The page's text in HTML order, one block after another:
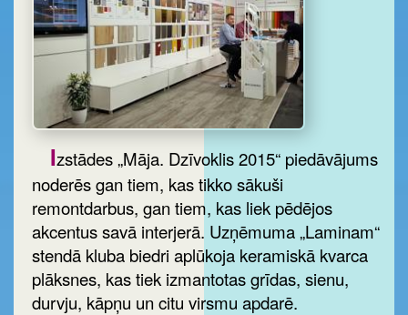
Izstādes „Māja. Dzīvoklis 2015“ piedāvājums
noderēs gan tiem, kas tikko sākuši
remontdarbus, gan tiem, kas liek pēdējos
akcentus savā interjerā. Uzņēmuma „Laminam“
stendā kluba biedri aplūkoja keramiskā kvarca
plāksnes, kas tiek izmantotas grīdas, sienu,
durvju, kāpņu un citu virsmu apdarē.